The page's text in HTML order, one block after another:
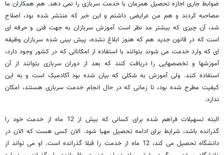
ضوابط جاری اجازه تحصیل همزمان با خدمت سربازی را نمی دهد. هم همکاران ما
مصاحبه کردند و هم من عرایضی داشتم و این خبر که منتشر شده بود، اصلاح
شد، آن چیزی که بیشتر مد نظر است آموزش سربازان به جهت فنی و حرفه ای
است که در قانون جدید هم که هنوز ابلاغ نشده، پیش بینی شده سربازان وظیفه
ای که وارد خدمت می شوند بتوانند با استفاده از امکاناتی که در کشور وجود دارد،
آموزشها و تخصصهایی را دریافت کنند که بعد از دوران سربازی بتوانند از آن
استفاده کنند. ولی آموزش به شکلی که بیان شده بود آکادمیک است و به این
کیفیت مطرح شده بود، تا زمانی که در حال انجام خدمت سربازی هستند، امکان
ندارد.
البته تسهیلات فراهم شده برای کسانی که بیش از 12 ماه از خدمت خود را
گذرانده باشد، شرایط برای ادامه تحصیل مهیا شود. الان کسی هست که الان در
دانشگاه تحصیل می کند، 12 ماه از خدمت را قبلا گذرانده است. او می تواند از